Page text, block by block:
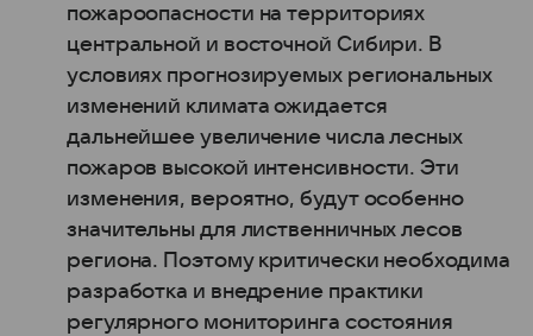
пожароопасности на территориях
центральной и восточной Сибири. В
условиях прогнозируемых региональных
изменений климата ожидается
дальнейшее увеличение числа лесных
пожаров высокой интенсивности. Эти
изменения, вероятно, будут особенно
значительны для лиственничных лесов
региона. Поэтому критически необходима
разработка и внедрение практики
регулярного мониторинга состояния